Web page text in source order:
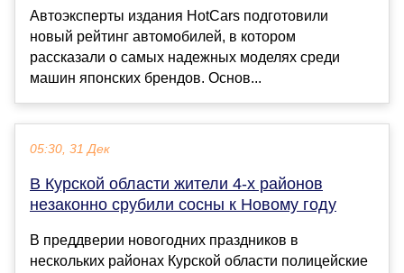
Автоэксперты издания HotCars подготовили
новый рейтинг автомобилей, в котором
рассказали о самых надежных моделях среди
машин японских брендов. Основ...
05:30, 31 Дек
В Курской области жители 4-х районов
незаконно срубили сосны к Новому году
В преддверии новогодних праздников в
нескольких районах Курской области полицейские